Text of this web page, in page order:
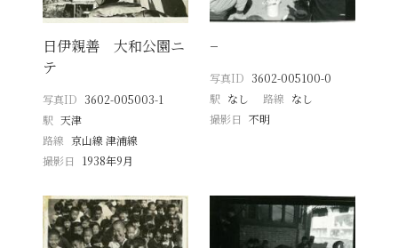
日伊親善 大和公園ニ
テ
写真ID 3602-005003-1
駅 天津
路線 京山線 津浦線
撮影日
1938年9月
−
写真ID 3602-005100-0
駅 なし 路線 なし
撮影日 不明